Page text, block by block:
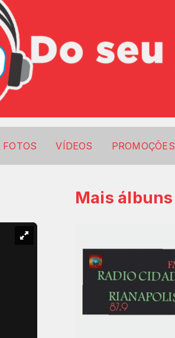
FOTOS VÍDEOS PROMOÇÕES
Mais álbuns